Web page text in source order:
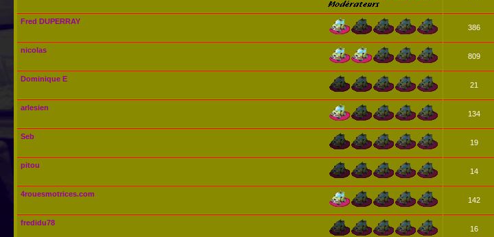
Fred DUPERRAY
386
nicolas
809
Dominique E
21
arlesien
134
Seb
19
pitou
14
4rouesmotrices.com
142
fredidu78
16